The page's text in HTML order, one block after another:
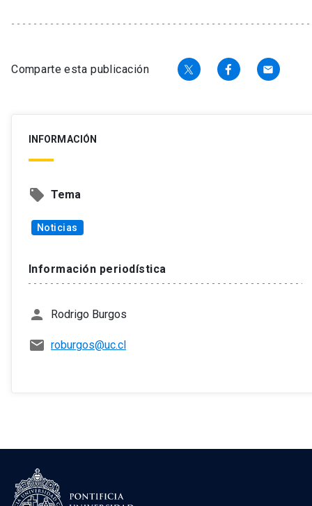
Comparte esta publicación email
INFORMACIÓN
local_offer Tema
Noticias
Información periodística
person Rodrigo Burgos
mail roburgos@uc.cl